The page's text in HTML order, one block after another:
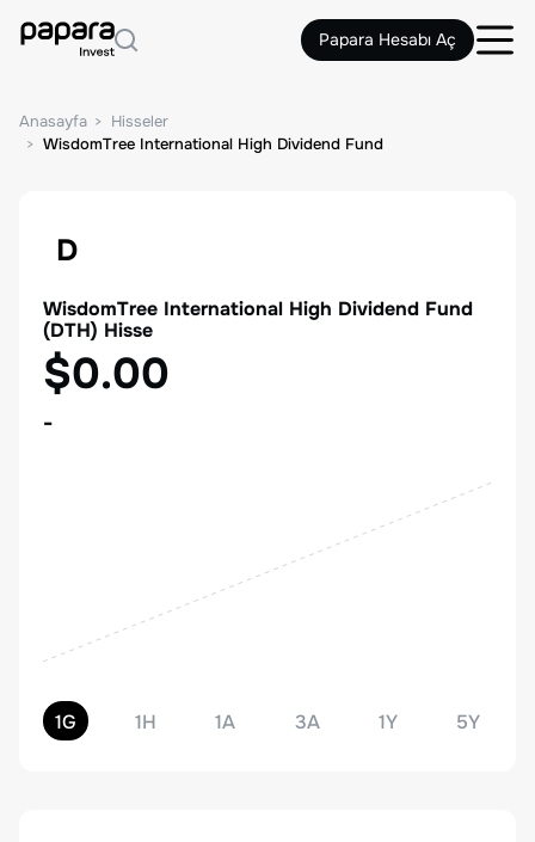
Papara Hesabı Aç
Anasayfa
Hisseler
WisdomTree International High Dividend Fund
D
WisdomTree International High Dividend Fund
(DTH) Hisse
$0.00
-
1G 1H 1A 3A 1Y 5Y